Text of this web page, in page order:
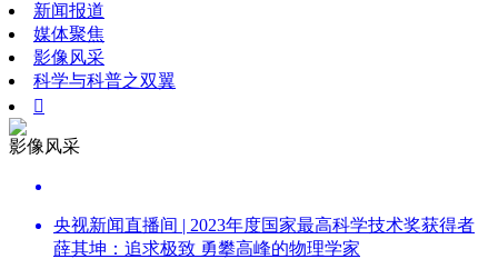
新闻报道
媒体聚焦
影像风采
科学与科普之双翼

影像风采
央视新闻直播间 | 2023年度国家最高科学技术奖获得者
薛其坤：追求极致 勇攀高峰的物理学家